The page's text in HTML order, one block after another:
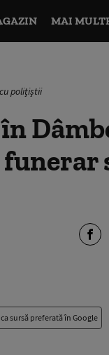
MAI
poliţiştii
ca sursă preferată în Google